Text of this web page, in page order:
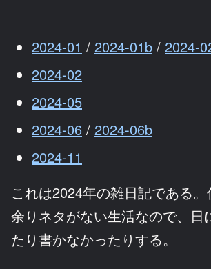
2024-01 / 2024-01b / 2024-
2024-02
2024-05
2024-06 / 2024-06b
2024-11
これは2024年の雑日記である
余りネタがない生活なので、日
たり書かなかったりする。